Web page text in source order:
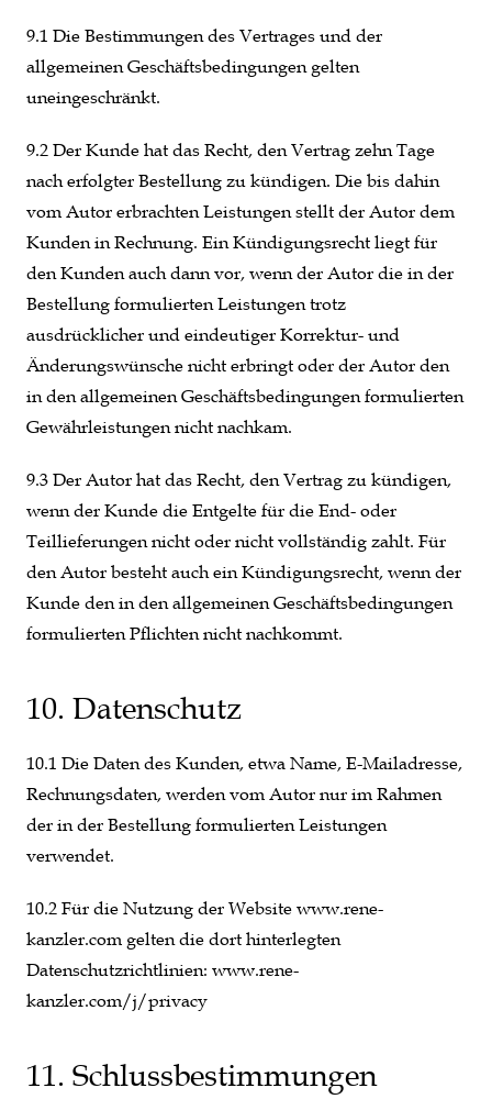
9.1 Die Bestimmungen des Vertrages und der
allgemeinen Geschäftsbedingungen gelten
uneingeschränkt.
9.2 Der Kunde hat das Recht, den Vertrag zehn Tage
nach erfolgter Bestellung zu kündigen. Die bis dahin
vom Autor erbrachten Leistungen stellt der Autor dem
Kunden in Rechnung. Ein Kündigungsrecht liegt für
den Kunden auch dann vor, wenn der Autor die in der
Bestellung formulierten Leistungen trotz
ausdrücklicher und eindeutiger Korrektur- und
Änderungswünsche nicht erbringt oder der Autor den
in den allgemeinen Geschäftsbedingungen formulierten
Gewährleistungen nicht nachkam.
9.3 Der Autor hat das Recht, den Vertrag zu kündigen,
wenn der Kunde die Entgelte für die End- oder
Teillieferungen nicht oder nicht vollständig zahlt. Für
den Autor besteht auch ein Kündigungsrecht, wenn der
Kunde den in den allgemeinen Geschäftsbedingungen
formulierten Pflichten nicht nachkommt.
10. Datenschutz
10.1 Die Daten des Kunden, etwa Name, E-Mailadresse,
Rechnungsdaten, werden vom Autor nur im Rahmen
der in der Bestellung formulierten Leistungen
verwendet.
10.2 Für die Nutzung der Website www.rene-
kanzler.com gelten die dort hinterlegten
Datenschutzrichtlinien: www.rene-
kanzler.com/j/privacy
11. Schlussbestimmungen